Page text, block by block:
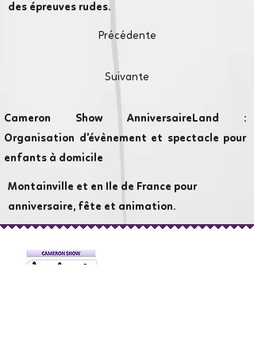
des épreuves rudes.
Précédente
Suivante
Cameron Show AnniversaireLand :
Organisation d'évènement et spectacle pour
enfants à domicile
Montainville et en Ile de France pour
anniversaire, fête et animation.